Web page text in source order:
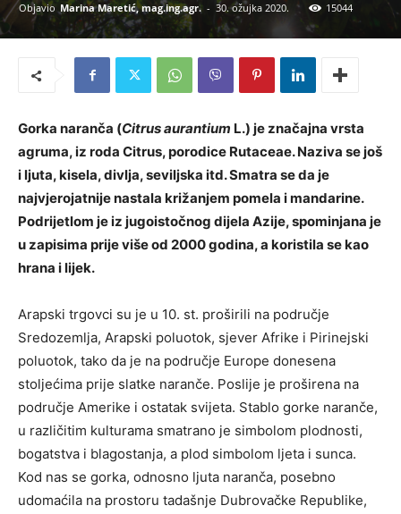
Objavio Marina Maretić, mag.ing.agr. - 30. ožujka 2020. 15044
Gorka naranča (Citrus aurantium L.) je značajna vrsta
agruma, iz roda Citrus, porodice Rutaceae. Naziva se još
i ljuta, kisela, divlja, seviljska itd. Smatra se da je
najvjerojatnije nastala križanjem pomela i mandarine.
Podrijetlom je iz jugoistočnog dijela Azije, spominjana je
u zapisima prije više od 2000godina, a koristila se kao
hrana i lijek.
Arapski trgovci su je u 10. st. proširili na područje
Sredozemlja, Arapski poluotok, sjever Afrike i Pirinejski
poluotok, tako da je na područje Europe donesena
stoljećima prije slatke naranče. Poslije je proširena na
područje Amerike i ostatak svijeta. Stablo gorke naranče,
u različitim kulturama smatrano je simbolom plodnosti,
bogatstva i blagostanja, a plod simbolom ljeta i sunca.
Kod nas se gorka, odnosno ljuta naranča, posebno
udomaćila na prostoru tadašnje Dubrovačke Republike,